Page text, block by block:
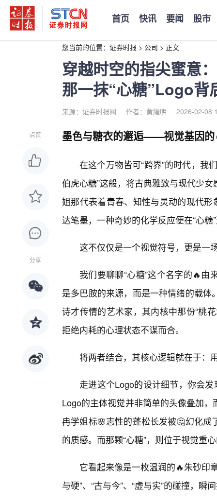
首页 快讯 要闻 股市
您当前的位置： 证券时报 > 公司 > 正文
穿越时空的指尖蜜意
那一抹“心糖”Logo背
来源：证券时报网 作者：黄耀明 2026-02-08
点赞
分享
墨色与糖衣的邂逅——视觉基因的
在这个万物皆可“跨界”的时代，我
伯虎心糖”这般，将古典雅致与现代少
姐那代表着青春、知性与灵动的现代
达笔墨，一种奇妙的化学反应便在“心糖
这不仅仅是一个视觉符号，更是一
我们要聊聊“心糖”这个名字的🔥
是多巴胺的来源，而是一种情绪的载
诗才传情的艺术家，其内核中那份“桃
拒绝内耗的心理状态不谋而合。
将两者结合，其核心逻辑就在于：
走进这个Logo的设计细节，你会
Logo的主体视觉并非简单的头像叠加
冉学姐标🌸志性的蓬松长发被🤔幻化
的质感。而那颗“心糖”，则位于视觉重
它看起来像是一枚温润的🔥朱砂印
与硬”、“古与今”、“虚与实”的碰撞，瞬